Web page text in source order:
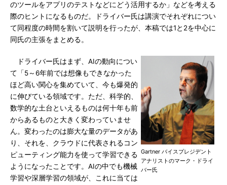
のツールをアプリのテストなどにどう活用するか」などを考える
際のヒントになるものだ。ドライバー氏は講演でそれぞれについ
て同程度の時間を割いて説明を行ったが、本稿では1と2を中心に
同氏の主張をまとめる。
Gartner バイスプレジデント
アナリストのマーク・ドライ
バー氏
ドライバー氏はまず、AIの動向につい
て「5～6年前では想像もできなかった
ほど高い関心を集めていて、今も爆発的
に伸びている領域です。ただ、科学的、
数学的な土台といえるものは何十年も前
からあるものと大きく変わっていませ
ん。変わったのは膨大な量のデータがあ
り、それを、クラウドに代表されるコン
ピューティング能力を使って学習できる
ようになったことです。AIの中でも機械
学習や深層学習の領域が、これに当ては